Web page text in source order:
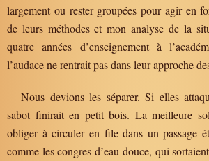
largement ou rester groupées pour agir en
de leurs méthodes et mon analyse de la
quatre années d’enseignement à
l’audace ne rentrait pas dans leur approche
Nous devions les séparer. Si elles
sabot finirait en petit bois. La meilleure
obliger à circuler en file dans un passage
comme les congres d’eau douce, qui